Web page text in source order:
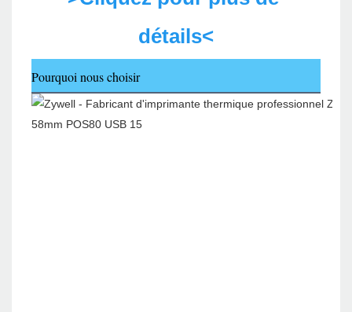
détails<
Pourquoi nous choisir